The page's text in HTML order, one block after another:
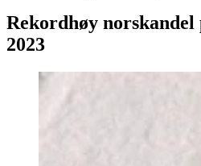
Rekordhøy
2023